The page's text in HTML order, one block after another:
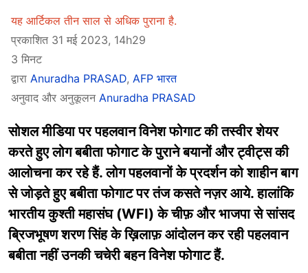
यह आर्टिकल तीन साल से अधिक पुराना है.
प्रकाशित 31 मई 2023, 14h29
3 मिनट
द्वारा Anuradha PRASAD, AFP भारत
अनुवाद और अनुकूलन Anuradha PRASAD
सोशल मीडिया पर पहलवान विनेश फोगाट की तस्वीर शेयर
करते हुए लोग बबीता फोगाट के पुराने बयानों और ट्वीट्स की
आलोचना कर रहे हैं. लोग पहलवानों के प्रदर्शन को शाहीन बाग
से जोड़ते हुए बबीता फोगाट पर तंज कसते नज़र आये. हालांकि
भारतीय कुश्ती महासंघ (WFI) के चीफ़ और भाजपा से सांसद
ब्रिजभूषण शरण सिंह के ख़िलाफ़ आंदोलन कर रही पहलवान
बबीता नहीं उनकी चचेरी बहन विनेश फोगाट हैं.